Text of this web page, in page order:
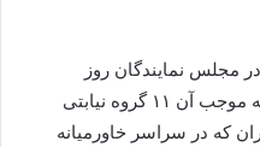
در مجلس نمایندگان روز
دوشنبه طرحی را ارایه دادند که به موجب آن ۱۱ گروه نیابتی
که در سراسر خاورمیانه